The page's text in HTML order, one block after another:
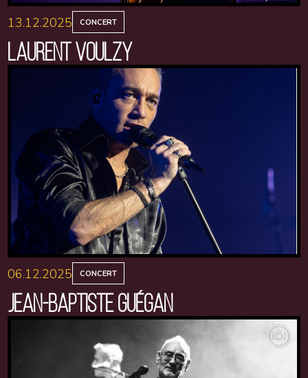
13.12.2025 CONCERT
LAURENT VOULZY
06.12.2025 CONCERT
JEAN-BAPTISTE GUÉGAN